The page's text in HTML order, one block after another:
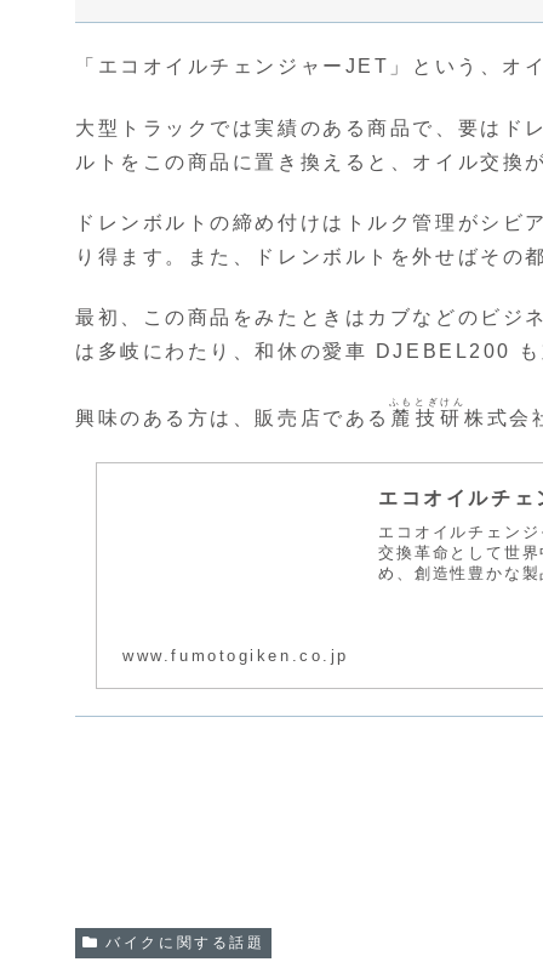
「エコオイルチェンジャーJET」という、オ
大型トラックでは実績のある商品で、要はド
ルトをこの商品に置き換えると、オイル交換
ドレンボルトの締め付けはトルク管理がシビ
り得ます。また、ドレンボルトを外せばその
最初、この商品をみたときはカブなどのビジ
は多岐にわたり、和休の愛車 DJEBEL200
興味のある方は、販売店である 麓技研
ふもとぎけん
株式会
エコオイルチ
エコオイルチェン
交換革命として世
め、創造性豊かな
www.fumotogiken.co.jp
バイクに関する話題